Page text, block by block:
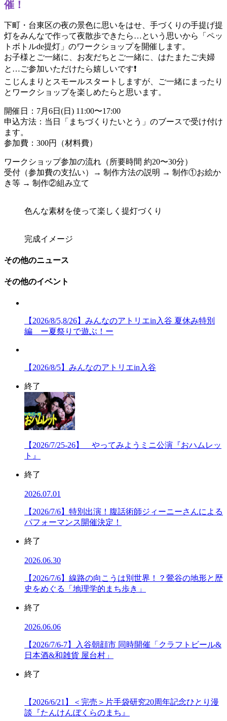
催！
下町・台東区の夜の景色に思いをはせ、手づくりの手提げ提
灯をみんなで作って夜散歩できたら…という思いから「ペッ
トボトルde提灯」のワークショップを開催します。
お子様とご一緒に、お友だちとご一緒に、はたまたご夫婦
と…ご参加いただけたら嬉しいです❗
こじんまりとスモールスタートしますが、ご一緒にまったり
とワークショップを楽しめたらと思います。
開催日：7月6日(日) 11:00〜17:00
申込方法：当日「まちづくりたいとう」のブースで受け付け
ます。
参加費：300円（材料費）
ワークショップ参加の流れ（所要時間 約20〜30分）
受付（参加費の支払い）→ 制作方法の説明 → 制作①お絵か
き等 → 制作②組み立て
色んな素材を使って楽しく提灯づくり
完成イメージ
その他のニュース
その他のイベント
【2026/8/5,8/26】みんなのアトリエin入谷 夏休み特別
編 ー夏祭りで遊ぶ！ー
【2026/8/5】みんなのアトリエin入谷
終了
【2026/7/25-26】 やってみようミニ公演『おハムレッ
ト』
終了
2026.07.01
【2026/7/6】特別出演！腹話術師ジィーニーさんによる
パフォーマンス開催決定！
終了
2026.06.30
【2026/7/6】線路の向こうは別世界！？鶯谷の地形と歴
史をめぐる「地理学的まち歩き」
終了
2026.06.06
【2026/7/6-7】入谷朝顔市 同時開催「クラフトビール&
日本酒&和雑貨 屋台村」
終了
【2026/6/21】＜完売＞片手袋研究20周年記念ひとり漫
談『たんけんぼくらのまち』